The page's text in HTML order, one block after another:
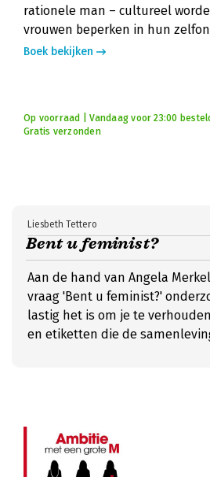
rationele man – cultureel
vrouwen beperken in hun
Boek bekijken
Op voorraad | Vandaag voor 23:00
Gratis verzonden
Bent u feminist?
Liesbeth Tettero
Aan de hand van Angela
vraag 'Bent u feminist?'
lastig het is om je te
en etiketten die de